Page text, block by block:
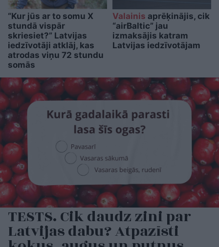
“Kur jūs ar to somu X
stundā vispār
skriesiet?” Latvijas
iedzīvotāji atklāj, kas
atrodas viņu 72 stundu
somās
Valainis aprēķinājis, cik
“airBaltic” jau
izmaksājis katram
Latvijas iedzīvotājam
TESTS. Cik daudz zini par
Latvijas dabu? Atpazīsti